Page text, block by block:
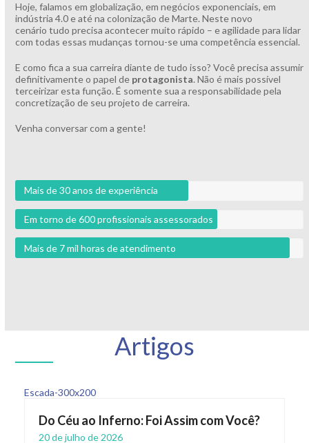
Hoje, falamos em globalização, em negócios exponenciais, em
indústria 4.0 e até na colonização de Marte. Neste novo
cenário tudo precisa acontecer muito rápido – e agilidade para lidar
com todas essas mudanças tornou-se uma competência essencial.
E como fica a sua carreira diante de tudo isso? Você precisa assumir
definitivamente o papel de protagonista. Não é mais possível
terceirizar esta função. É somente sua a responsabilidade pela
concretização de seu projeto de carreira.
Venha conversar com a gente!
Mais de 30 anos de experiência
Em torno de 600 profissionais assessorados
Mais de 7 mil horas de atendimento
Artigos
Do Céu ao Inferno: Foi Assim com Você?
20 de julho de 2026